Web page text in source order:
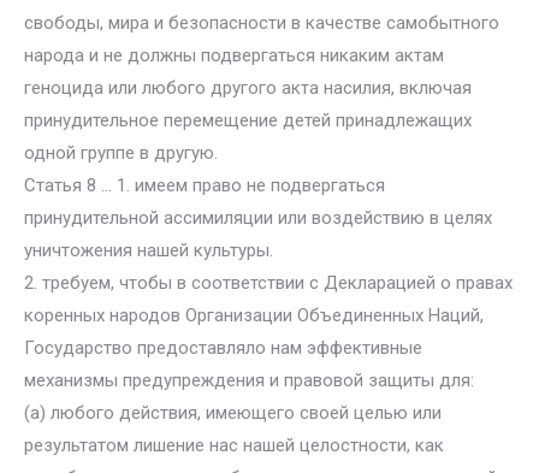
свободы, мира и безопасности в качестве самобытного
народа и не должны подвергаться никаким актам
геноцида или любого другого акта насилия, включая
принудительное перемещение детей принадлежащих
одной группе в другую.
Статья 8 … 1. имеем право не подвергаться
принудительной ассимиляции или воздействию в целях
уничтожения нашей культуры.
2. требуем, чтобы в соответствии с Декларацией о правах
коренных народов Организации Объединенных Наций,
Государство предоставляло нам эффективные
механизмы предупреждения и правовой защиты для:
(а) любого действия, имеющего своей целью или
результатом лишение нас нашей целостности, как